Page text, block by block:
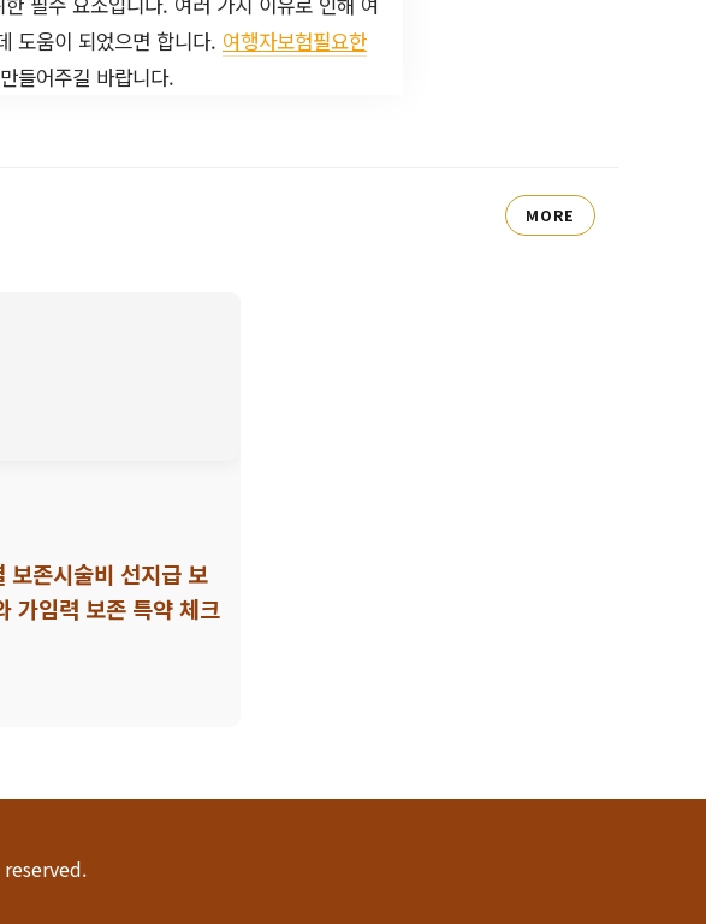
도움이 되었으면 합니다. 여행자보험필요한
들어주길 바랍니다.
MORE
보존시술비 선지급 보
가임력 보존 특약 체크